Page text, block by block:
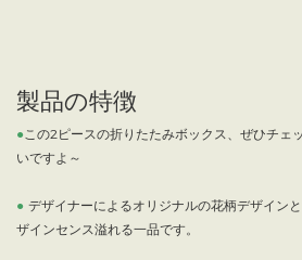
製品の特徴
● この2ピースの折りたたみボックス、ぜひチェ
いですよ～
● デザイナーによるオリジナルの花柄デザイン
ザインセンス溢れる一品です。